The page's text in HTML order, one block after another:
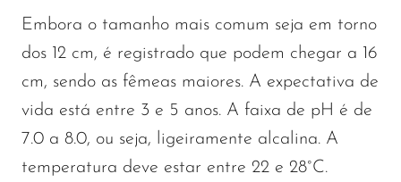
Embora o tamanho mais comum seja em torno
dos 12 cm, é registrado que podem chegar a 16
cm, sendo as fêmeas maiores. A expectativa de
vida está entre 3 e 5 anos. A faixa de pH é de
7.0 a 8.0, ou seja, ligeiramente alcalina. A
temperatura deve estar entre 22 e 28°C.